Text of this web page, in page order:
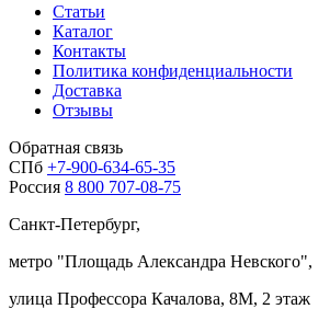
Статьи
Каталог
Контакты
Политика конфиденциальности
Доставка
Отзывы
Обратная связь
СПб +7-900-634-65-35
Россия 8 800 707-08-75
Санкт-Петербург,
метро "Площадь Александра Невского",
улица Профессора Качалова, 8М, 2 этаж